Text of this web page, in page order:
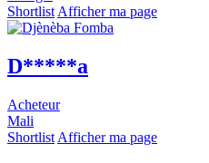
Shortlist Afficher ma page
D*****a
Acheteur
Mali
Shortlist Afficher ma page